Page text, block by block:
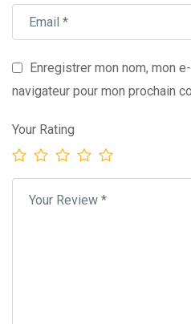
Enregistrer mon nom, mon
navigateur pour mon prochain
Your Rating